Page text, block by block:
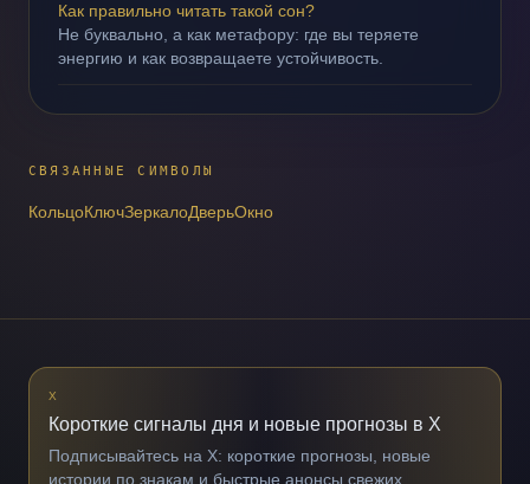
Как правильно читать такой сон?
Не буквально, а как метафору: где вы теряете
энергию и как возвращаете устойчивость.
СВЯЗАННЫЕ СИМВОЛЫ
КольцоКлючЗеркалоДверьОкно
X
Короткие сигналы дня и новые прогнозы в X
Подписывайтесь на X: короткие прогнозы, новые
истории по знакам и быстрые анонсы свежих